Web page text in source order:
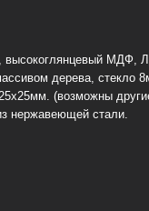
МДФ,
дерева, стекло
(возможны
нержавеющей стали.